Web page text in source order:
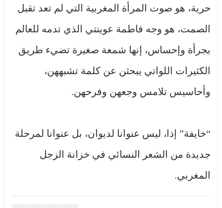
حرية، هو صوت المرأة المغربية التي لم تعد تقبل
الصمت، هو وجه فاطمة عوينتي الذي تدمه للعالم
بجرأة وإحساس، إنها شمعة صغيرة تضيء طريق
الكثيرات اللواتي يبحثن عن كلمة تشبههن،
وأحاسيس تلامس وجعهن وفرحهن.
“خايفة” إذا، ليس عنوانا لديوان، بل عنوانا لمرحلة
جديدة من الشعر النسائي في خزانة الزجل
المغربي.